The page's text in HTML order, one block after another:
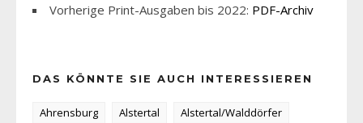
Vorherige Print-Ausgaben bis 2022: PDF-Archiv
DAS KÖNNTE SIE AUCH INTERESSIEREN
Ahrensburg Alstertal
Alstertal/Walddörfer